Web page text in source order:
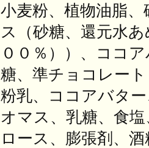
小麦粉、植物油脂
ス（砂糖、還元水
００％））、ココ
糖、準チョコレー
粉乳、ココアバタ
オマス、乳糖、食
ロース、膨張剤、